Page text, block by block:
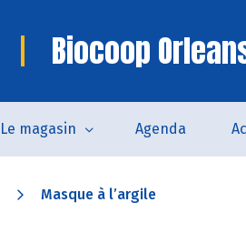
Biocoop
Le magasin Agenda
Masque à l’argile